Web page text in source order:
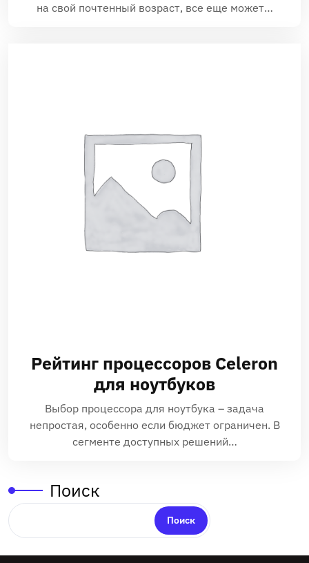
на свой почтенный возраст‚ все еще может…
Рейтинг процессоров Celeron
для ноутбуков
Выбор процессора для ноутбука – задача
непростая, особенно если бюджет ограничен. В
сегменте доступных решений…
Поиск
Поиск